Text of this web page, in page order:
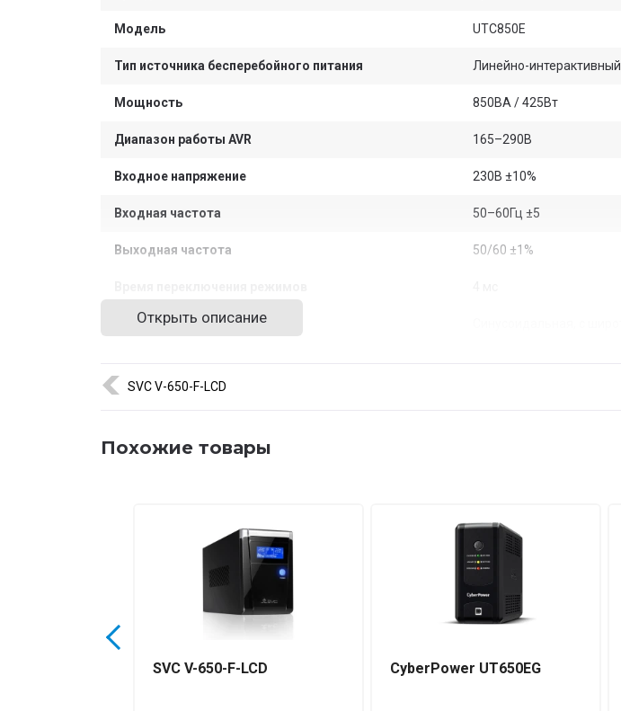
Модель UTC850E
Тип источника бесперебойного питания Линейно-интерактивный
Мощность 850ВА / 425Вт
Диапазон работы AVR 165–290В
Входное напряжение 230В ±10%
Входная частота 50–60Гц ±5
Выходная частота 50/60 ±1%
Форма выходного сигнала
Количество и тип аккумуляторов
Бесшумный режим Есть
Совместимость с генераторами
Для дома и офиса
Время заряда батареи
Открыть описание
SVC V-650-F-LCD
Похожие товары
SVC V-650-F-LCD CyberPower UT650EG